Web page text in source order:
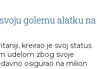
golemu alatku na
kreirao je svoj status
udelom zbog svoje
osigurao na milion